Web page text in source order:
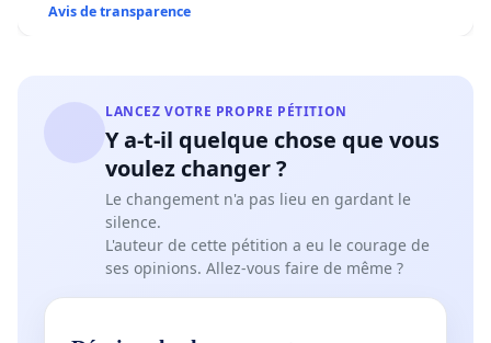
Avis de transparence
LANCEZ VOTRE PROPRE PÉTITION
Y a-t-il quelque chose que vous
voulez changer ?
Le changement n'a pas lieu en gardant le
silence.
L'auteur de cette pétition a eu le courage de
ses opinions. Allez-vous faire de même ?